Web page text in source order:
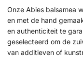
Onze Abies balsamea
en met de hand
en authenticiteit te
geselecteerd om de
van additieven of